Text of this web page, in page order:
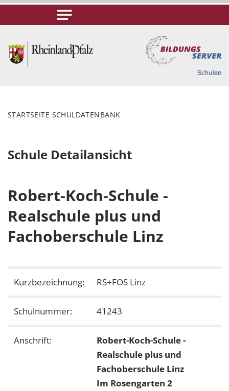
STARTSEITE SCHULDATENBANK
Schule Detailansicht
Robert-Koch-Schule -
Realschule plus und
Fachoberschule Linz
Kurzbezeichnung: RS+FOS Linz
Schulnummer: 41243
Anschrift:
Robert-Koch-Schule -
Realschule plus und
Fachoberschule Linz
Im Rosengarten 2